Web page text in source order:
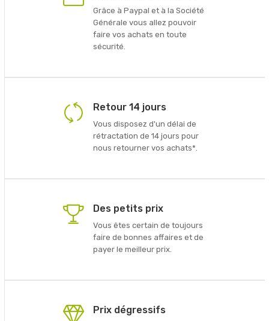
Grâce à Paypal et à la Société
Générale vous allez pouvoir
faire vos achats en toute
sécurité.
Retour 14 jours
Vous disposez d'un délai de
rétractation de 14 jours pour
nous retourner vos achats*.
Des petits prix
Vous êtes certain de toujours
faire de bonnes affaires et de
payer le meilleur prix.
Prix dégressifs